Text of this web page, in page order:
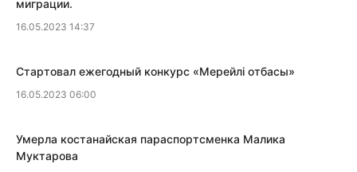
миграции.
16.05.2023 14:37
​Стартовал ежегодный конкурс «Мерейлi отбасы»
16.05.2023 06:00
​Умерла костанайская параспортсменка Малика
Муктарова